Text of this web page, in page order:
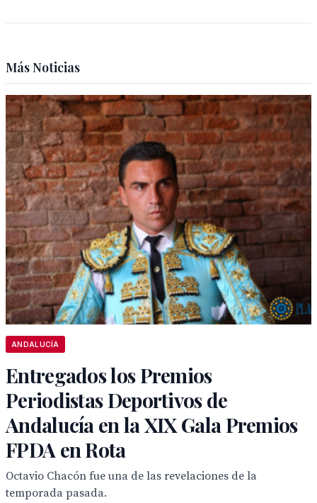
Más Noticias
ANDALUCÍA
Entregados los Premios
Periodistas Deportivos de
Andalucía en la XIX Gala Premios
FPDA en Rota
Octavio Chacón fue una de las revelaciones de la
temporada pasada.